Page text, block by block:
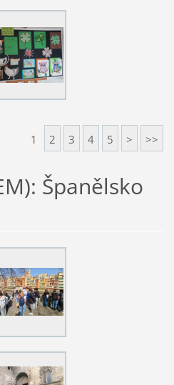
1 2 3 4 5 > >>
Španělsko